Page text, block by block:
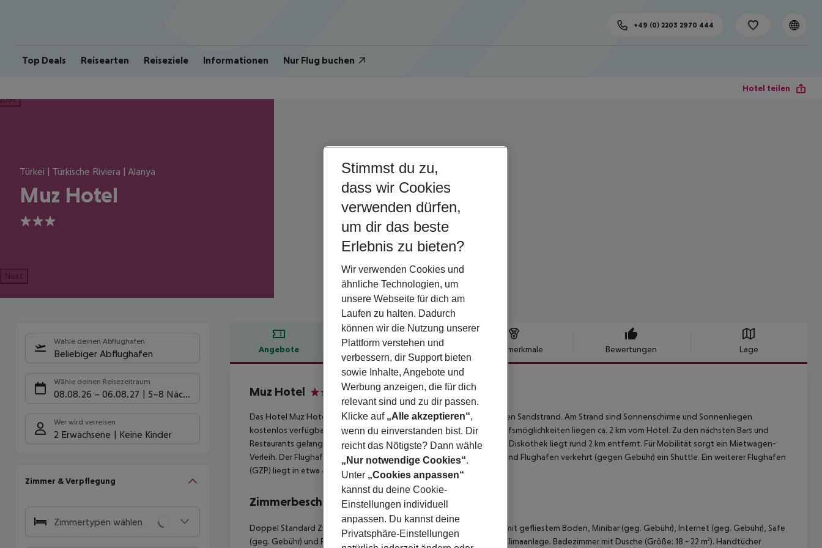
Top Deals Reisearten Reiseziele Informationen Nur Flug buchen
+49 (0) 2203 2970 444
Hotel teilen
Türkei | Türkische Riviera | Alanya
Muz Hotel
3
Next
Wähle deinen Abflughafen
Beliebiger Abflughafen
Wähle deinen Reisezeitraum
08.08.26 – 06.08.27 5-8 Nächte
Wer wird verreisen
2 Erwachsene Keine Kinder
Zimmer & Verpflegung
Zimmertypen wählen
Angebote Hotelbeschreibung Hotelmerkmale Bewertungen Lage
Hotelbeschreibung
Muz Hotel
Das Hotel Muz Hotel (ex. Kleopatra Muz Hotel) liegt direkt am privaten Sandstrand. Am Strand sind Sonnenschirme und Sonnenliegen
kostenlos verfügbar. Die Stadt Antalya ist ca. 135 km entfernt. Einkaufsmöglichkeiten liegen ca. 2 km vom Hotel. Zu den nächsten Bars und
Restaurants gelangt man ebenfalls nach rund 2 km. Auch die nächste Diskothek liegt rund 2 km entfernt. Für Mobilität sorgt ein Mietwagen-
Verleih. Der Flughafen (AYT) ist ca. 120 km entfernt. Zwischen Hotel und Flughafen verkehrt (gegen Gebühr) ein Shuttle. Ein weiterer Flughafen
(GZP) liegt in etwa 46 km Entfernung.
Zimmerbeschreibung
Doppel Standard Zimmer (Meerblick): Die Zimmer sind ausgestattet mit gefliestem Boden, Minibar (geg. Gebühr), Internet (geg. Gebühr), Safe
(geg. Gebühr) und Flatscreen-Sat-TV sowie individuell regulierbarer Klimaanlage. Badezimmer mit Dusche (Größe: 18 - 22 m²). Handtücher
Stimmst du zu,
dass wir Cookies
verwenden dürfen,
um dir das beste
Erlebnis zu bieten?
Wir verwenden Cookies und
ähnliche Technologien, um
unsere Webseite für dich am
Laufen zu halten. Dadurch
können wir die Nutzung unserer
Plattform verstehen und
verbessern, dir Support bieten
sowie Inhalte, Angebote und
Werbung anzeigen, die für dich
relevant sind und zu dir passen.
Klicke auf „Alle akzeptieren“,
wenn du einverstanden bist. Dir
reicht das Nötigste? Dann wähle
„Nur notwendige Cookies“.
Unter „Cookies anpassen“
kannst du deine Cookie-
Einstellungen individuell
anpassen. Du kannst deine
Privatsphäre-Einstellungen